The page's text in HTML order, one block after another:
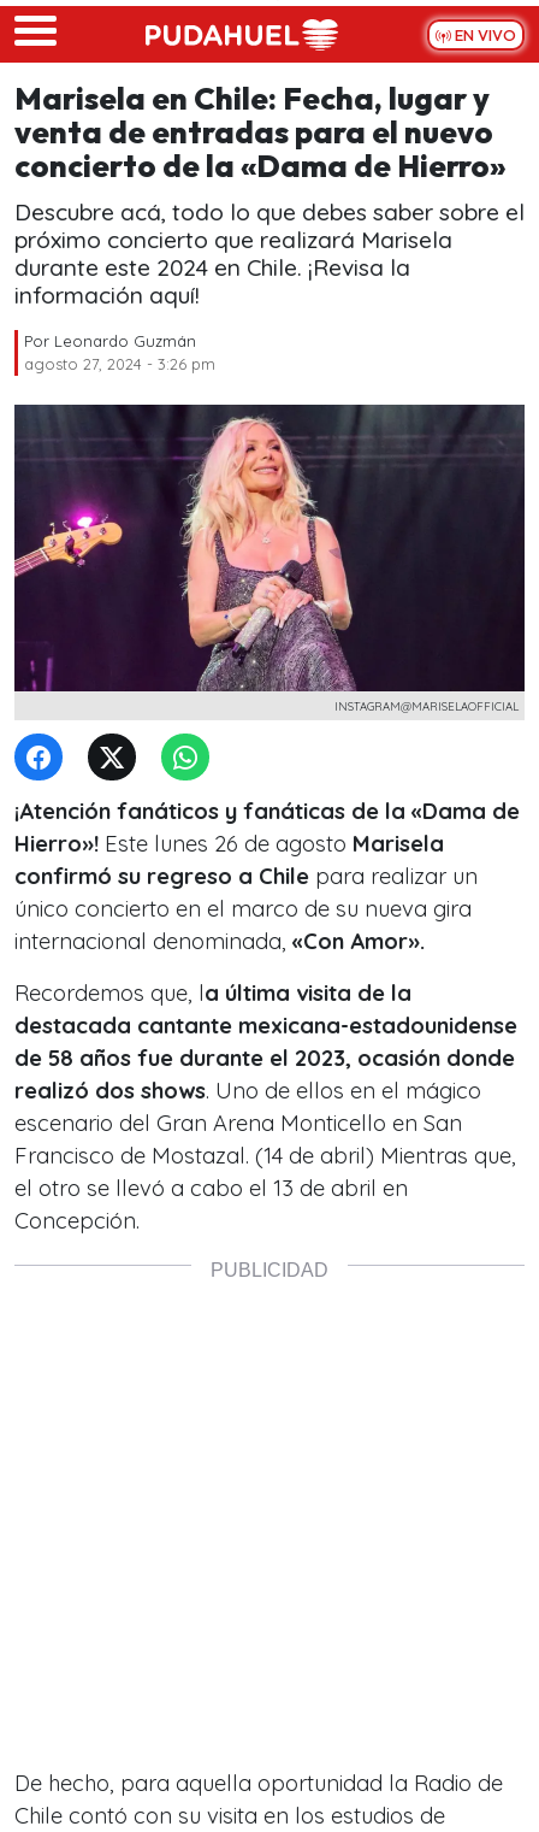
Skip to main content
EN VIVO
Marisela en Chile: Fecha, lugar y
venta de entradas para el nuevo
concierto de la «Dama de Hierro»
Descubre acá, todo lo que debes saber sobre el
próximo concierto que realizará Marisela
durante este 2024 en Chile. ¡Revisa la
información aquí!
Por Leonardo Guzmán
agosto 27, 2024 - 3:26 pm
INSTAGRAM@MARISELAOFFICIAL
¡Atención fanáticos y fanáticas de la «Dama de
Hierro»! Este lunes 26 de agosto Marisela
confirmó su regreso a Chile para realizar un
único concierto en el marco de su nueva gira
internacional denominada, «Con Amor».
Recordemos que, la última visita de la
destacada cantante mexicana-estadounidense
de 58 años fue durante el 2023, ocasión donde
realizó dos shows. Uno de ellos en el mágico
escenario del Gran Arena Monticello en San
Francisco de Mostazal. (14 de abril) Mientras que,
el otro se llevó a cabo el 13 de abril en
Concepción.
De hecho, para aquella oportunidad la Radio de
Chile contó con su visita en los estudios de